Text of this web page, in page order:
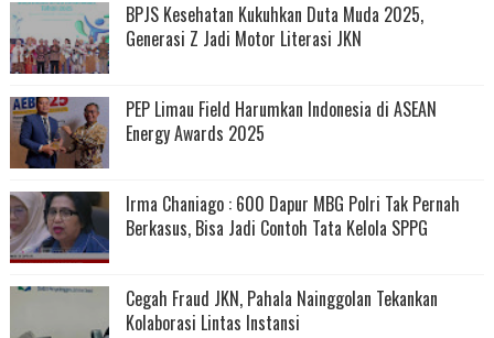
BPJS Kesehatan Kukuhkan Duta Muda 2025,
Generasi Z Jadi Motor Literasi JKN
PEP Limau Field Harumkan Indonesia di ASEAN
Energy Awards 2025
Irma Chaniago : 600 Dapur MBG Polri Tak Pernah
Berkasus, Bisa Jadi Contoh Tata Kelola SPPG
Cegah Fraud JKN, Pahala Nainggolan Tekankan
Kolaborasi Lintas Instansi